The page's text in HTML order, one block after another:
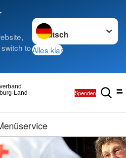
to
Sprache wechseln zu
Alles klar
Land Spenden